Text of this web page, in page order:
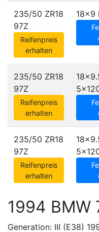
235/50 ZR18
97Z
Reifenpreis
erhalten
18x9
235/50 ZR18
97Z
Reifenpreis
erhalten
235/50 ZR18
97Z
Reifenpreis
erhalten
1994 BMW
Generation: III (E38)